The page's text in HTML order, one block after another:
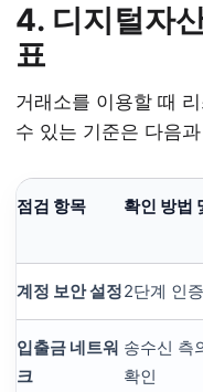
4. 디지털자
표
거래소를 이용할 때
수 있는 기준은 다음
점검 항목 확인 방법
계정 보안 설정2단계 인
입출금 네트워
크
송수신 측
확인